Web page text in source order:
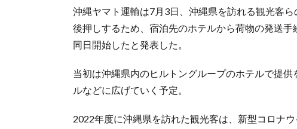
沖縄ヤマト運輸は7月3日、沖縄県を訪れる観光客
後押しするため、宿泊先のホテルから荷物の発送
同日開始したと発表した。
当初は沖縄県内のヒルトングループのホテルで提
ルなどに広げていく予定。
2022年度に沖縄県を訪れた観光客は、新型コロナ